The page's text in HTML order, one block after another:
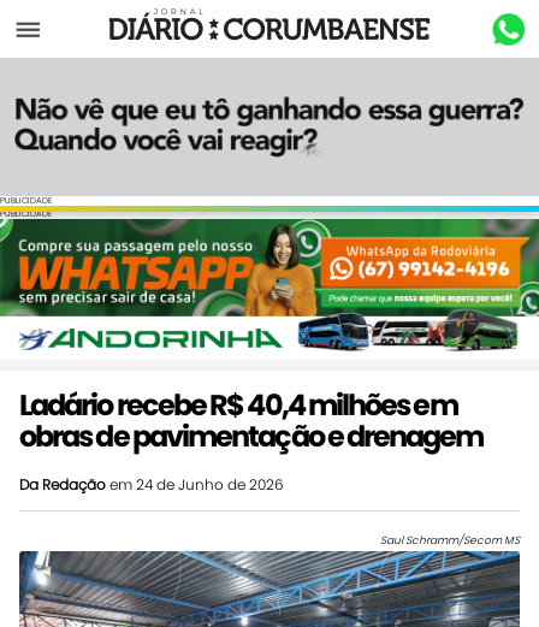
Menu
PUBLICIDADE
PUBLICIDADE
Ladário recebe R$ 40,4 milhões em
obras de pavimentação e drenagem
Da Redaçãoem 24 de Junho de 2026
Saul Schramm/Secom MS